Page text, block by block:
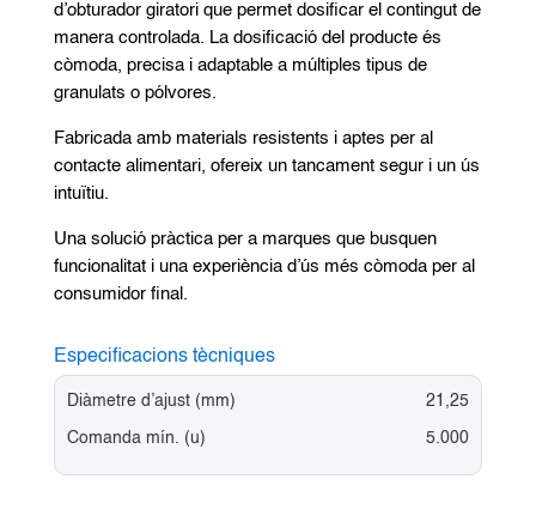
d’obturador giratori que permet dosificar el contingut de
manera controlada. La dosificació del producte és
còmoda, precisa i adaptable a múltiples tipus de
granulats o pólvores.
Fabricada amb materials resistents i aptes per al
contacte alimentari, ofereix un tancament segur i un ús
intuïtiu.
Una solució pràctica per a marques que busquen
funcionalitat i una experiència d’ús més còmoda per al
consumidor final.
Especificacions tècniques
Diàmetre d’ajust (mm)
Comanda mín. (u)
21,25
5.000